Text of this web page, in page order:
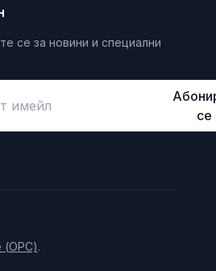
се за новини и специални
се
(ОРС).